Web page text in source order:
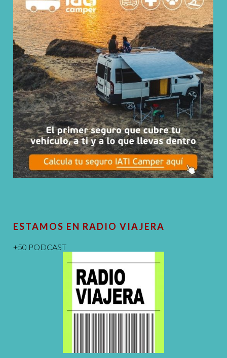
ESTAMOS EN RADIO VIAJERA
+50 PODCAST